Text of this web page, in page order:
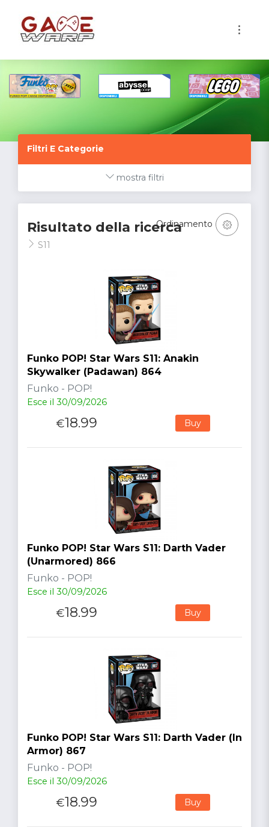
Filtri E Categorie
mostra filtri
Risultato della ricerca
S11
Ordinamento
Funko POP! Star Wars S11: Anakin
Skywalker (Padawan) 864
Funko - POP!
Esce il 30/09/2026
€18.99 Buy
Funko POP! Star Wars S11: Darth Vader
(Unarmored) 866
Funko - POP!
Esce il 30/09/2026
€18.99 Buy
Funko POP! Star Wars S11: Darth Vader (In
Armor) 867
Funko - POP!
Esce il 30/09/2026
€18.99 Buy